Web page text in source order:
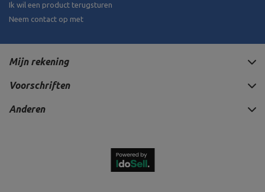
Ik wil een product terugsturen
Neem contact op met
Mijn rekening
Voorschriften
Anderen